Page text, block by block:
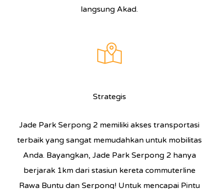
langsung Akad.
Strategis
Jade Park Serpong 2 memiliki akses transportasi
terbaik yang sangat memudahkan untuk mobilitas
Anda. Bayangkan, Jade Park Serpong 2 hanya
berjarak 1km dari stasiun kereta commuterline
Rawa Buntu dan Serpong! Untuk mencapai Pintu